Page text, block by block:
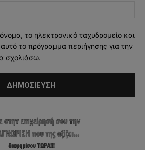
το ηλεκτρονικό ταχυδρομείο και
το πρόγραμμα περιήγησης για την
σχολιάσω.